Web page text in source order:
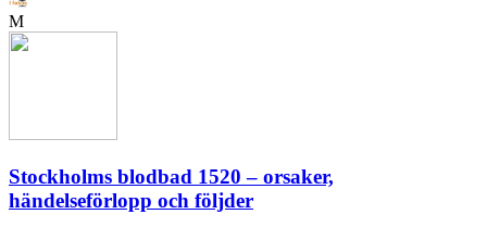
M
Stockholms blodbad 1520 – orsaker,
händelseförlopp och följder